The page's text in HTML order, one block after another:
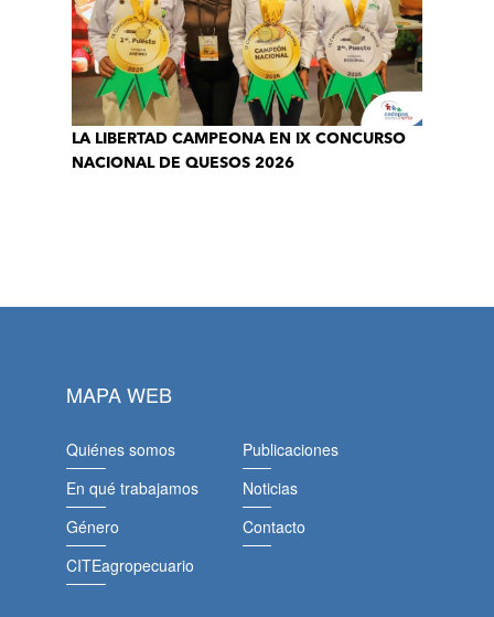
LA LIBERTAD CAMPEONA EN IX CONCURSO
NACIONAL DE QUESOS 2026
MAPA WEB
Quiénes somos
En qué trabajamos
Género
CITEagropecuario
Publicaciones
Noticias
Contacto